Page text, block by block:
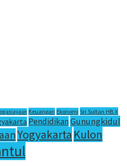
Keuangan Ekonomi Sri Sultan HB X
PendidikanGunungkidul
Yogyakarta Kulon